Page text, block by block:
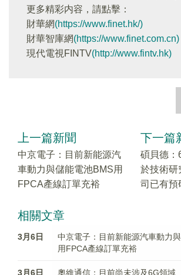
更多精彩内容，請點擊：
財華網(https://www.finet.hk/)
財華智庫網(https://www.finet.com.cn)
現代電視FINTV(http://www.fintv.hk)
上一篇新聞
中京電子：目前新能源汽
車動力與儲能電池BMS用
FPCA產線訂單充裕
下一篇
碩貝德：
於技術研
司已有預
相關文章
3月6日
中京電子：目前新能源汽車動力
用FPCA產線訂單充裕
3月6日 奧維通信：目前尚未涉及6G領域